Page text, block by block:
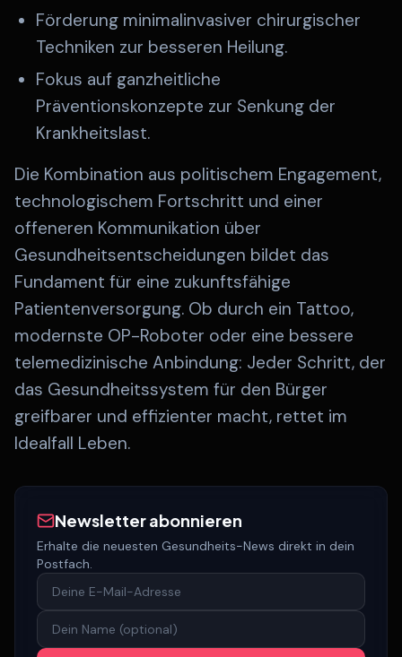
Förderung minimalinvasiver chirurgischer
Techniken zur besseren Heilung.
Fokus auf ganzheitliche
Präventionskonzepte zur Senkung der
Krankheitslast.
Die Kombination aus politischem Engagement,
technologischem Fortschritt und einer
offeneren Kommunikation über
Gesundheitsentscheidungen bildet das
Fundament für eine zukunftsfähige
Patientenversorgung. Ob durch ein Tattoo,
modernste OP-Roboter oder eine bessere
telemedizinische Anbindung: Jeder Schritt, der
das Gesundheitssystem für den Bürger
greifbarer und effizienter macht, rettet im
Idealfall Leben.
Newsletter abonnieren
Erhalte die neuesten Gesundheits-News direkt in dein
Postfach.